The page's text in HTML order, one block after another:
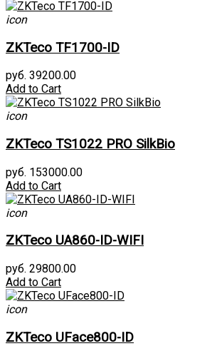
icon
ZKTeco TF1700-ID
руб. 39200.00
Add to Cart
icon
ZKTeco TS1022 PRO SilkBio
руб. 153000.00
Add to Cart
icon
ZKTeco UA860-ID-WIFI
руб. 29800.00
Add to Cart
icon
ZKTeco UFace800-ID